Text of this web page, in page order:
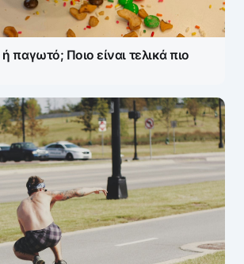
παγωτό; Ποιο είναι τελικά πιο